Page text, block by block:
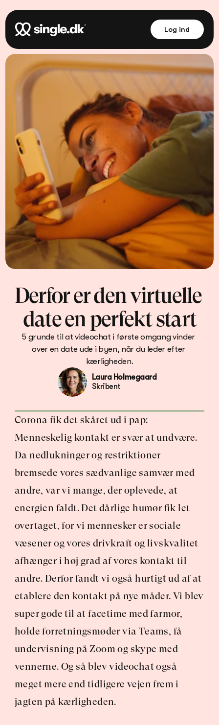
Log ind
Derfor er den virtuelle
date en perfekt start
5 grunde til at videochat i første omgang vinder
over en date ude i byen, når du leder efter
kærligheden.
Laura Holmegaard
Skribent
Corona fik det skåret ud i pap:
Menneskelig kontakt er svær at undvære.
Da nedlukninger og restriktioner
bremsede vores sædvanlige samvær med
andre, var vi mange, der oplevede, at
energien faldt. Det dårlige humør fik let
overtaget, for vi mennesker er sociale
væsener og vores drivkraft og livskvalitet
afhænger i høj grad af vores kontakt til
andre. Derfor fandt vi også hurtigt ud af at
etablere den kontakt på nye måder. Vi blev
super gode til at facetime med farmor,
holde forretningsmøder via Teams, få
undervisning på Zoom og skype med
vennerne. Og så blev videochat også
meget mere end tidligere vejen frem i
jagten på kærligheden.